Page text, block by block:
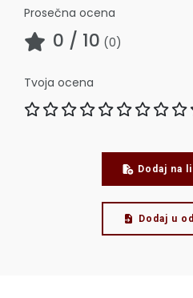
Prosečna ocena
0 / 10 (0)
Tvoja ocena
Dodaj na
Dodaj u